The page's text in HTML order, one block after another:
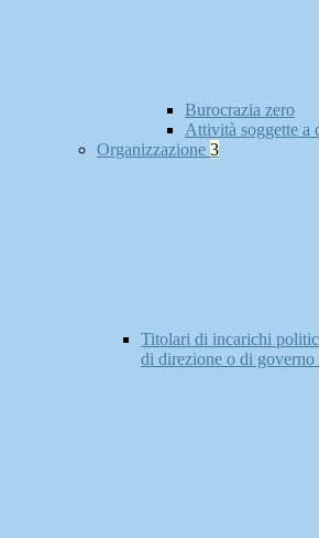
Burocrazia zero
Attività soggette a
Organizzazione 3
Titolari di incarichi
di direzione o di governo